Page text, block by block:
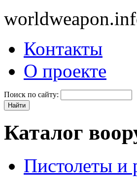
Контакты
О проекте
Поиск по сайту:
Каталог
Пистолеты и